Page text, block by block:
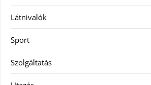
Látnivalók
Sport
Szolgáltatás